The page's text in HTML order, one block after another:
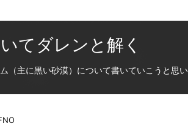
てダレンと解く
（主に黒い砂漠）について書いていこうと思